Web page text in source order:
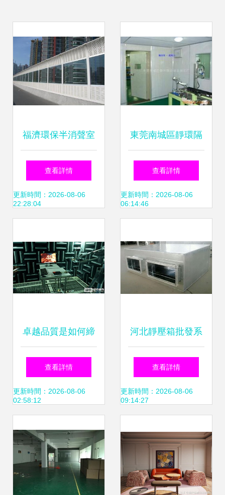
福濟環保半消聲室
噪聲控制與消聲技
術的沉浸式革命
查看詳情
更新時間：2026-08-06
22:28:04
東莞南城區靜環隔
音設備加工廠
查看詳情
更新時間：2026-08-06
06:14:46
卓越品質是如何締
造？筆者帶你探秘
栢能顯卡工廠消聲
查看詳情
更新時間：2026-08-06
02:58:12
河北靜壓箱批發系
統認證與消聲室技
術融合的行業革新
查看詳情
更新時間：2026-08-06
09:14:27